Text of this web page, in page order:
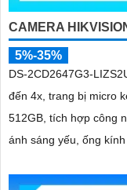
CAMERA
5%-35%
DS-2CD2647G3-
đến 4x, trang bị micro
512GB, tích hợp công
ánh sáng yếu, ống